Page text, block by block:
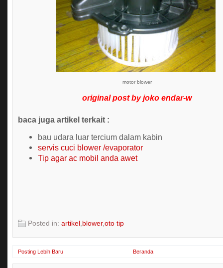
motor blower
original post by joko endar-w
baca juga artikel terkait :
bau udara luar tercium dalam kabin
servis cuci blower /evaporator
Tip agar ac mobil anda awet
Posted in: artikel blower, oto tip
Posting Lebih Baru Beranda